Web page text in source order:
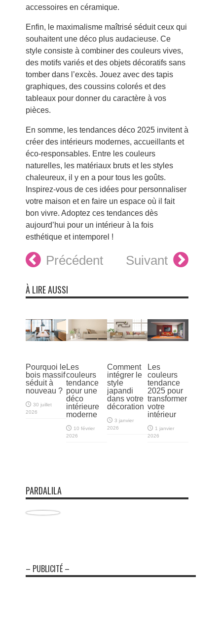
accessoires en céramique.
Enfin, le maximalisme maîtrisé séduit ceux qui
souhaitent une déco plus audacieuse. Ce
style consiste à combiner des couleurs vives,
des motifs variés et des objets décoratifs sans
tomber dans l’excès. Jouez avec des tapis
graphiques, des coussins colorés et des
tableaux pour donner du caractère à vos
pièces.
En somme, les tendances déco 2025 invitent à
créer des intérieurs modernes, accueillants et
éco-responsables. Entre les couleurs
naturelles, les matériaux bruts et les styles
chaleureux, il y en a pour tous les goûts.
Inspirez-vous de ces idées pour personnaliser
votre maison et en faire un espace où il fait
bon vivre. Adoptez ces tendances dès
aujourd’hui pour un intérieur à la fois
esthétique et intemporel !
Précédent Suivant
À LIRE AUSSI
Pourquoi le
bois massif
séduit à
nouveau ?
30 juillet
2026
Les
couleurs
tendance
pour une
déco
intérieure
moderne
10 février
2026
Comment
intégrer le
style
japandi
dans votre
décoration
3 janvier
2026
Les
couleurs
tendance
2025 pour
transformer
votre
intérieur
1 janvier
2026
PARDALILA
– PUBLICITÉ –